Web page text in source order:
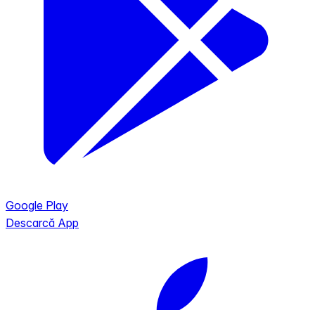
Google Play
Descarcă App